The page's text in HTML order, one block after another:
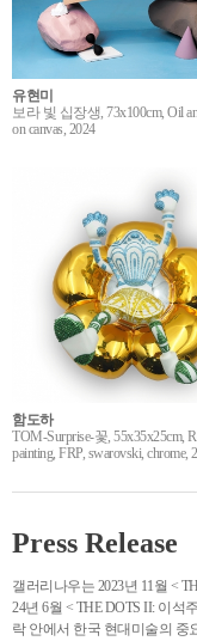
유현미
보라 빛 십장생, 73x100cm, Oil
on canvas, 2024
함도하
TOM-Surprise-꽃, 55x35x25cm,
painting, FRP, swarovski, chrome,
Press Release
갤러리나우는 2023년 11월 <
24년 6월 < THE DOTS II: 이석
락 안에서 한국 현대미술의 중